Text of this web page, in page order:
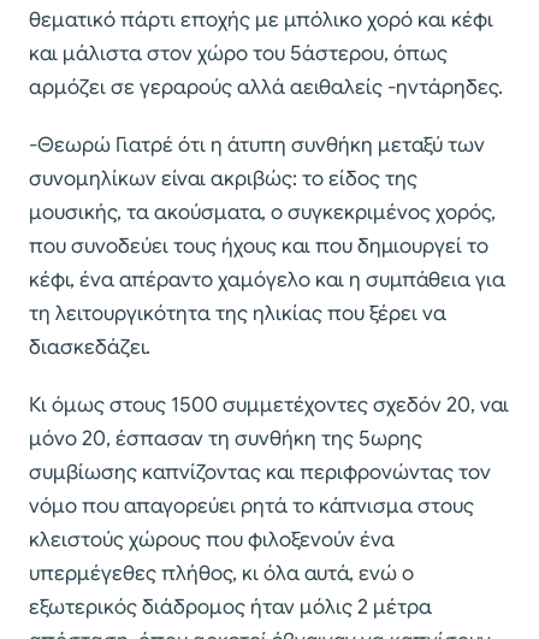
θεματικό πάρτι εποχής με μπόλικο χορό και κέφι
και μάλιστα στον χώρο του 5άστερου, όπως
αρμόζει σε γεραρούς αλλά αειθαλείς -ηντάρηδες.
-Θεωρώ Γιατρέ ότι η άτυπη συνθήκη μεταξύ των
συνομηλίκων είναι ακριβώς: το είδος της
μουσικής, τα ακούσματα, ο συγκεκριμένος χορός,
που συνοδεύει τους ήχους και που δημιουργεί το
κέφι, ένα απέραντο χαμόγελο και η συμπάθεια για
τη λειτουργικότητα της ηλικίας που ξέρει να
διασκεδάζει.
Κι όμως στους 1500 συμμετέχοντες σχεδόν 20, ναι
μόνο 20, έσπασαν τη συνθήκη της 5ωρης
συμβίωσης καπνίζοντας και περιφρονώντας τον
νόμο που απαγορεύει ρητά το κάπνισμα στους
κλειστούς χώρους που φιλοξενούν ένα
υπερμέγεθες πλήθος, κι όλα αυτά, ενώ ο
εξωτερικός διάδρομος ήταν μόλις 2 μέτρα